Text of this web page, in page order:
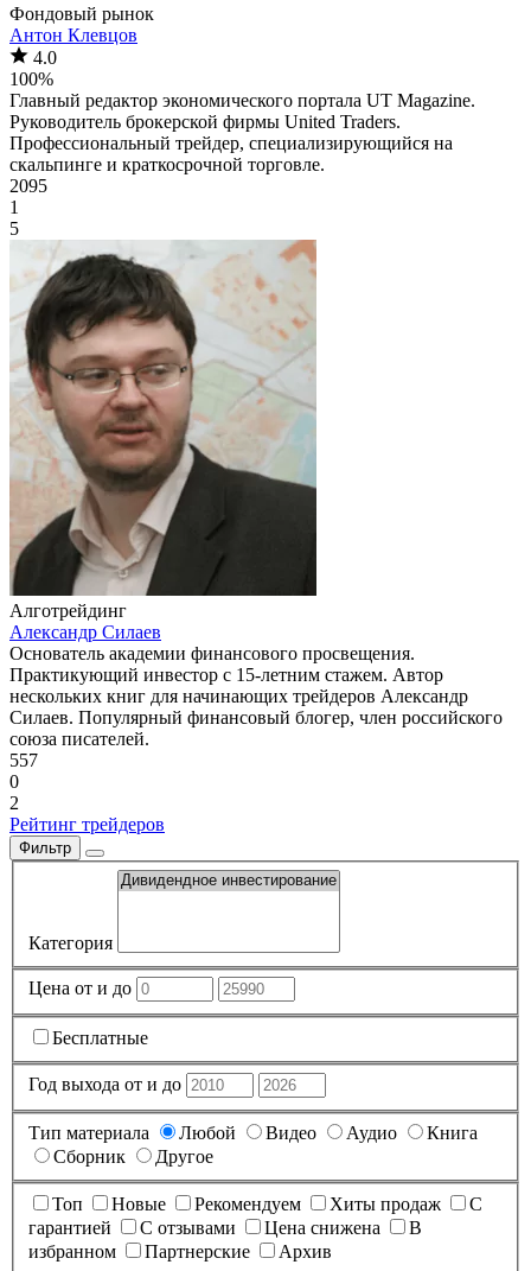
Фондовый рынок
Антон Клевцов
4.0
100%
Главный редактор экономического портала UT Magazine.
Руководитель брокерской фирмы United Traders.
Профессиональный трейдер, специализирующийся на
скальпинге и краткосрочной торговле.
2095
1
5
Алготрейдинг
Александр Силаев
Основатель академии финансового просвещения.
Практикующий инвестор с 15-летним стажем. Автор
нескольких книг для начинающих трейдеров Александр
Силаев. Популярный финансовый блогер, член российского
союза писателей.
557
0
2
Рейтинг трейдеров
Фильтр
Категория
Цена от и до
Бесплатные
Год выхода от и до
Тип материала Любой Видео Аудио
Книга
Сборник
Другое
Топ Новые Рекомендуем Хиты продаж
С
гарантией
С отзывами Цена снижена
В
избранном
Партнерские Архив